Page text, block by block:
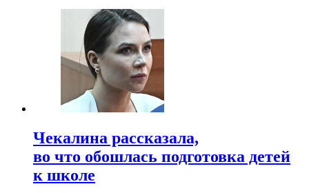
Чекалина рассказала,
во что обошлась подготовка детей
к школе